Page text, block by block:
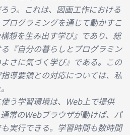
う。これは、図画工作における
ログラミングを通じて動かすこ
想を生み出す学び』であり、総
『自分の暮らしとプログラミン
さに気づく学び』である。この
導要領との対応については、私
う学習環境は、Web上で提供
常のWebブラウザが動けば、パ
実行できる。学習時間も数時間